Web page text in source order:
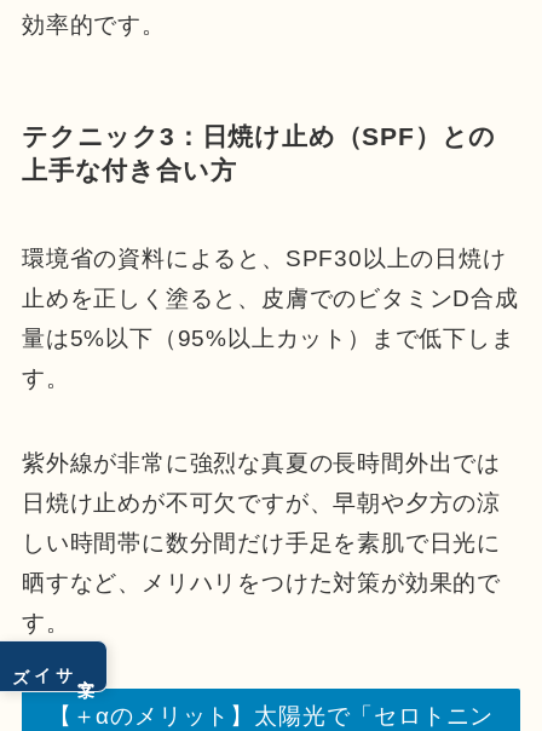
サイズ
効率的です。
テクニック3：日焼け止め（SPF）との
上手な付き合い方
環境省の資料によると、SPF30以上の日焼け
止めを正しく塗ると、皮膚でのビタミンD合成
量は5%以下（95%以上カット）まで低下しま
す。
紫外線が非常に強烈な真夏の長時間外出では
日焼け止めが不可欠ですが、早朝や夕方の涼
しい時間帯に数分間だけ手足を素肌で日光に
晒すなど、メリハリをつけた対策が効果的で
す。
【＋αのメリット】太陽光で「セロトニン